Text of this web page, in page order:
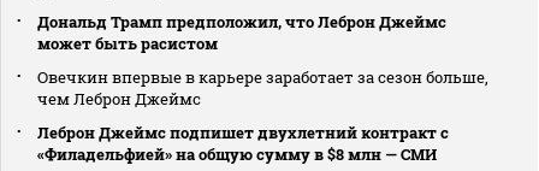
Дональд Трамп предположил, что Леброн Джеймс
может быть расистом
Овечкин впервые в карьере заработает за сезон больше,
чем Леброн Джеймс
Леброн Джеймс подпишет двухлетний контракт с
«Филадельфией» на общую сумму в $8 млн — СМИ